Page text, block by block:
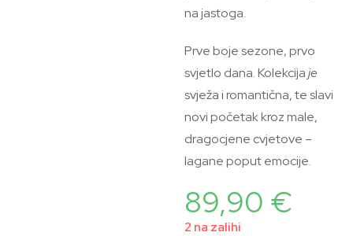
na jastoga.
Prve boje sezone, prvo
svjetlo dana. Kolekcijaje
svježa i romantična, te slavi
novi početak kroz male,
dragocjene cvjetove –
lagane poput emocije.
89,90 €
2 na zalihi